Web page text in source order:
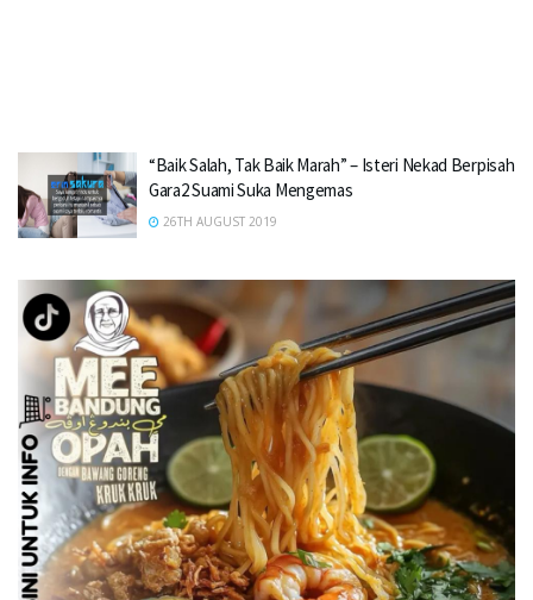
“Baik Salah, Tak Baik Marah” – Isteri Nekad Berpisah
Gara2 Suami Suka Mengemas
26TH AUGUST 2019